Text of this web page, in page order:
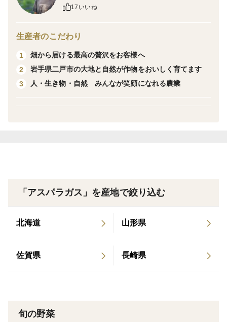
北岩手二戸市の、昼夜の寒暖差・冬の厳しい寒さを生か
ミシュランシェフにも愛される隠れた名食材です。
栽培のこだわり
何よりも『味』にこだわっています。
土づくりは化学肥料を一切使用せず、米ぬかや酵素など
「ホワイトスパラのグリル」
（目安は細いものは約6-7分、太いものは約10-12分）
🌟シンプルisベスト
17いいね
生産者のこだわり
1
畑から届ける最高の贅沢をお客様へ
2
岩手県二戸市の大地と自然が作物をおいしく育てます
3
人・生き物・自然 みんなが笑顔になれる農業
「アスパラガス」を産地で絞り込む
北海道 山形県
佐賀県 長崎県
旬の野菜